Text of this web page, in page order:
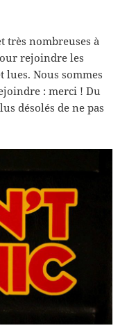
très nombreuses à
rejoindre les
lues. Nous sommes
: merci ! Du
désolés de ne pas